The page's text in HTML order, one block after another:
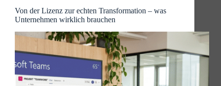
Von der Lizenz zur echten Transformation – was
Unternehmen wirklich brauchen